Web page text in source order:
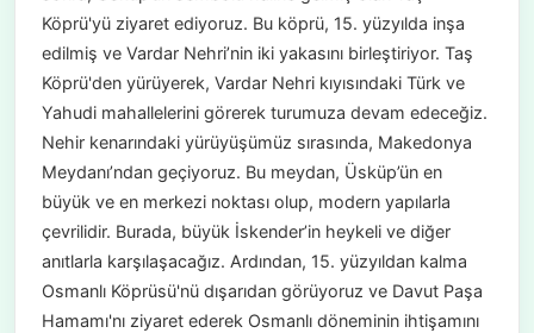
Köprü'yü ziyaret ediyoruz. Bu köprü, 15. yüzyılda inşa
edilmiş ve Vardar Nehri’nin iki yakasını birleştiriyor. Taş
Köprü'den yürüyerek, Vardar Nehri kıyısındaki Türk ve
Yahudi mahallelerini görerek turumuza devam edeceğiz.
Nehir kenarındaki yürüyüşümüz sırasında, Makedonya
Meydanı’ndan geçiyoruz. Bu meydan, Üsküp’ün en
büyük ve en merkezi noktası olup, modern yapılarla
çevrilidir. Burada, büyük İskender’in heykeli ve diğer
anıtlarla karşılaşacağız. Ardından, 15. yüzyıldan kalma
Osmanlı Köprüsü'nü dışarıdan görüyoruz ve Davut Paşa
Hamamı'nı ziyaret ederek Osmanlı döneminin ihtişamını